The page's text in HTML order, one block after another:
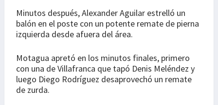
Minutos después, Alexander Aguilar estrelló un
balón en el poste con un potente remate de pierna
izquierda desde afuera del área.
Motagua apretó en los minutos finales, primero
con una de Villafranca que tapó Denis Meléndez y
luego Diego Rodríguez desaprovechó un remate
de zurda.